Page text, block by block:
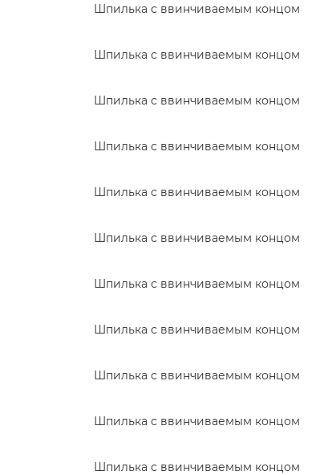
Шпилька с ввинчиваемым концом
Шпилька с ввинчиваемым концом
Шпилька с ввинчиваемым концом
Шпилька с ввинчиваемым концом
Шпилька с ввинчиваемым концом
Шпилька с ввинчиваемым концом
Шпилька с ввинчиваемым концом
Шпилька с ввинчиваемым концом
Шпилька с ввинчиваемым концом
Шпилька с ввинчиваемым концом
Шпилька с ввинчиваемым концом